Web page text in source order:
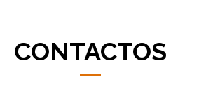
CONTACTOS